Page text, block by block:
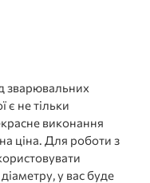
зварювальних
є не тільки
виконання
ціна. Для роботи з
у вас буде